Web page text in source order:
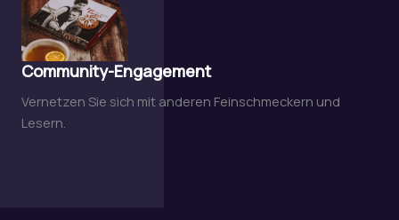
Community-Engagement
Vernetzen Sie sich mit anderen Feinschmeckern und
Lesern.